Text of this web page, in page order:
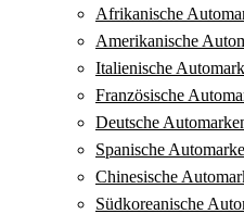
Afrikanische
Amerikanische
Italienische
Französische
Deutsche
Spanische
Chinesische
Südkoreanische